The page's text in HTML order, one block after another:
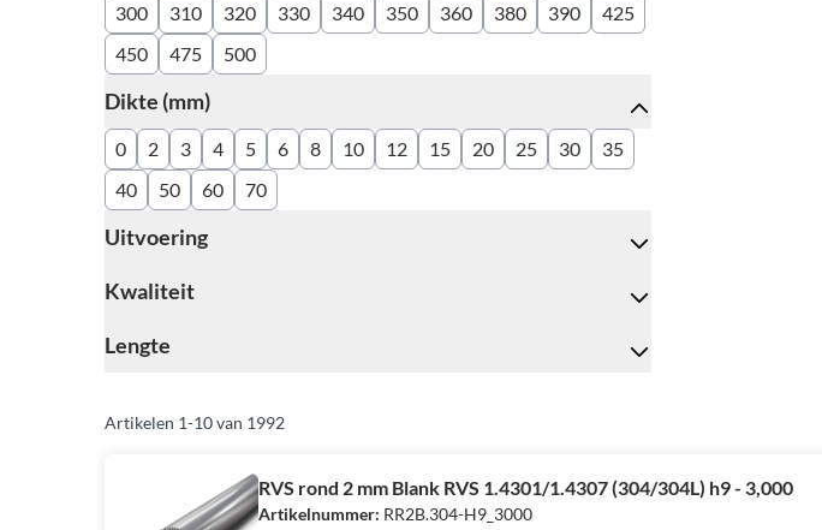
300
310 320 330 340 350 360 380 390
425
450
475 500
Dikte (mm)
filter
0 2 3 4 5 6 8 10 12 15 20 25 30
35
40
50 60 70
Uitvoering
Kwaliteit
Lengte
Artikelen 1-10van 1992
RVS rond 2 mm Blank RVS 1.4301/1.4307 (304/304L) h9 - 3,000
Artikelnummer: RR2B.304-H9_3000